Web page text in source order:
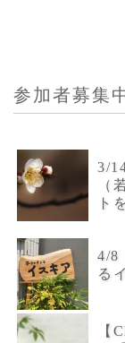
参加者募集
3/
（
ト
4/8
る
【